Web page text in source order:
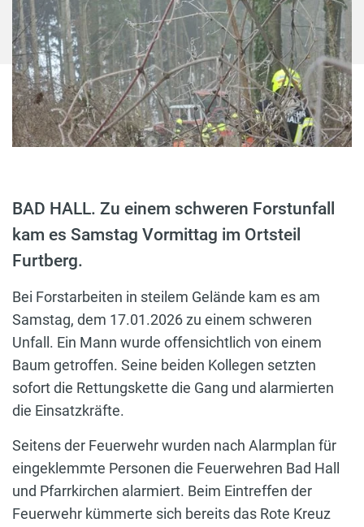
BAD HALL. Zu einem schweren Forstunfall
kam es Samstag Vormittag im Ortsteil
Furtberg.
Bei Forstarbeiten in steilem Gelände kam es am
Samstag, dem 17.01.2026 zu einem schweren
Unfall. Ein Mann wurde offensichtlich von einem
Baum getroffen. Seine beiden Kollegen setzten
sofort die Rettungskette die Gang und alarmierten
die Einsatzkräfte.
Seitens der Feuerwehr wurden nach Alarmplan für
eingeklemmte Personen die Feuerwehren Bad Hall
und Pfarrkirchen alarmiert. Beim Eintreffen der
Feuerwehr kümmerte sich bereits das Rote Kreuz